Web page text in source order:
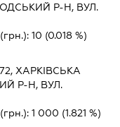
Р-Н, ВУЛ.
10 (0.018 %)
ХАРКIВСЬКА
Р-Н, ВУЛ.
1 000 (1.821 %)